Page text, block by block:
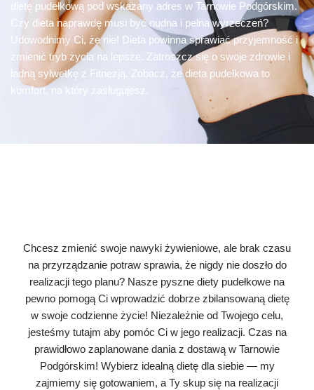
dietę pudełkową pod wskazany adres w Tarnowie Podgórskim.
Czy dieta naprawdę musi być nudna i pełna wyrzeczeń?
Udowodnimy Ci, że nie! Dieta powinna sprawiać przyjemność i
zmienić tryb życia na lepsze. Zatroszcz się o swoje zdrowie i
ładną sylwetkę z Fitnezją. Zobacz, że dieta pudełkowa to
komfort, na który zasługujesz.
Chcesz zmienić swoje nawyki żywieniowe, ale brak czasu
na przyrządzanie potraw sprawia, że nigdy nie doszło do
realizacji tego planu? Nasze pyszne diety pudełkowe na
pewno pomogą Ci wprowadzić dobrze zbilansowaną dietę
w swoje codzienne życie! Niezależnie od Twojego celu,
jesteśmy tutajm aby pomóc Ci w jego realizacji. Czas na
prawidłowo zaplanowane dania z dostawą w Tarnowie
Podgórskim! Wybierz idealną dietę dla siebie — my
zajmiemy się gotowaniem, a Ty skup się na realizacji